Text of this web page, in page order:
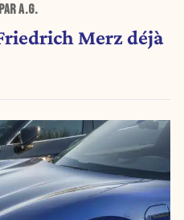
A.G.
Merz déjà